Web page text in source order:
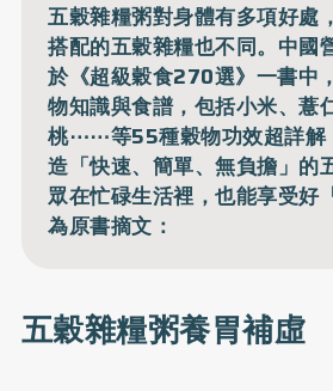
五穀雜糧粥對身體有多項好處
搭配的五穀雜糧也不同。中國
於《超級穀食270選》一書中
物知識與食譜，包括小米、薏
桃⋯⋯等55種穀物功效超詳解
造「快速、簡單、無負擔」的
眾在忙碌生活裡，也能享受好
為原書摘文：
五穀雜糧粥養胃補虛